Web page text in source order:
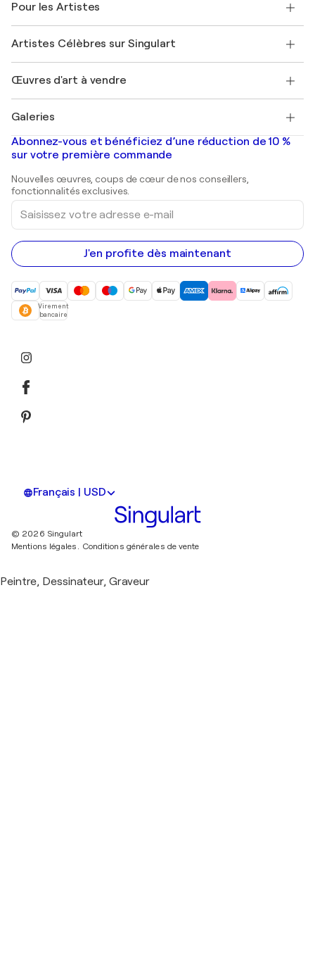
Offrir une carte cadeau
Rejoignez notre programme commercial
Mon compte
+33 1 76 44 06 42
FAQ
Magazine Singulart
Emplois
Découvrez une sélection d'art original
Pour les Artistes
Se connecter en tant qu'Artiste
Artistes Célèbres sur Singulart
Marc Chagall
Banksy
Mr. Brainwash
Shepard Fairey
Œuvres d'art à vendre
Tableaux abstraits à vendre
Peintures de paysage
Estampes
Peintures acryliques
Galeries
Galeries d'art en France
Galeries d'art en Belgique
Abonnez-vous et bénéficiez d’une réduction de 10 %
sur votre première commande
Nouvelles œuvres, coups de cœur de nos conseillers,
fonctionnalités exclusives.
Saisissez
votre
adresse
e-
mail
J'en profite dès maintenant
Virement
bancaire
Français | USD
© 2026 Singulart
Mentions légales. Conditions générales de vente
Peintre, Dessinateur, Graveur